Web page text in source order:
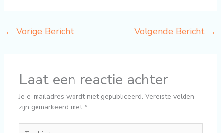
← Vorige Bericht Volgende Bericht →
Laat een reactie achter
Je e-mailadres wordt niet gepubliceerd. Vereiste velden
zijn gemarkeerd met*